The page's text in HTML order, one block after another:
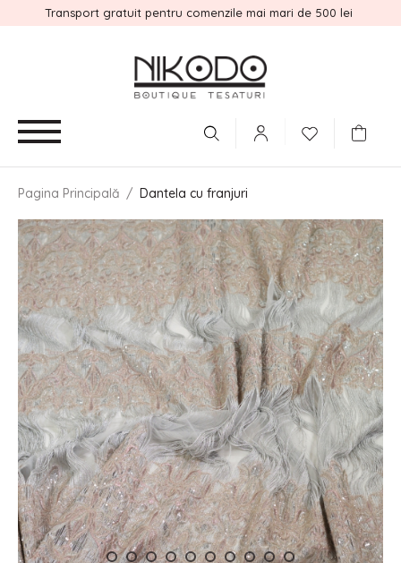
Transport gratuit pentru comenzile mai mari de 500 lei
Pagina Principală / Dantela cu franjuri